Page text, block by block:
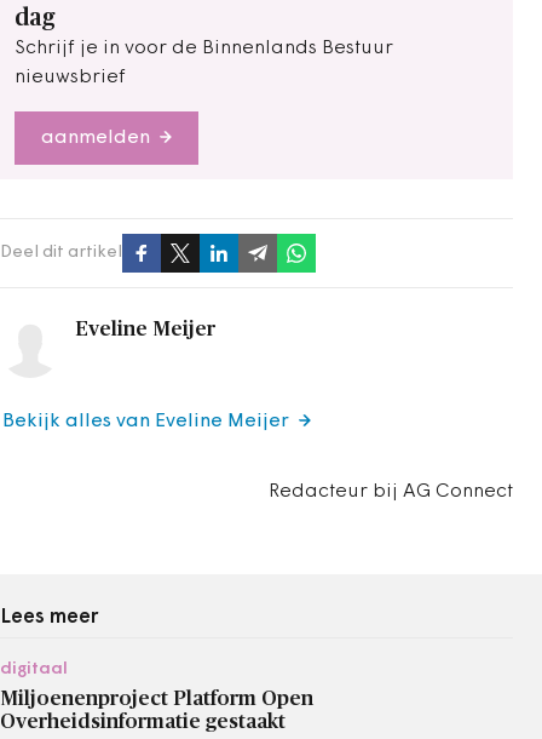
dag
Schrijf je in voor de Binnenlands Bestuur
nieuwsbrief
aanmelden
Deel dit artikel
Eveline Meijer
Redacteur bij AG Connect
Bekijk alles van Eveline Meijer
Lees meer
digitaal
Miljoenenproject Platform Open
Overheidsinformatie gestaakt